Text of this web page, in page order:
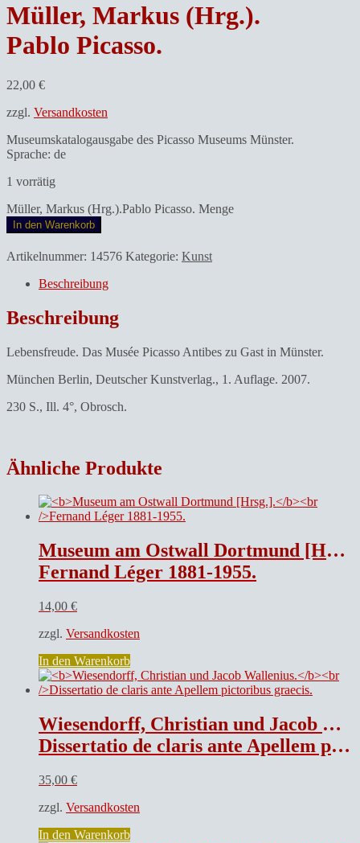
Müller, Markus (Hrg.).
Pablo Picasso.
22,00 €
zzgl. Versandkosten
Museumskatalogausgabe des Picasso Museums Münster.
Sprache: de
1 vorrätig
Müller, Markus (Hrg.).Pablo Picasso. Menge
In den Warenkorb
Artikelnummer: 14576 Kategorie: Kunst
Beschreibung
Beschreibung
Lebensfreude. Das Musée Picasso Antibes zu Gast in Münster.
München Berlin, Deutscher Kunstverlag., 1. Auflage. 2007.
230 S., Ill. 4°, Obrosch.
Ähnliche Produkte
Museum am Ostwall Dortmund [Hrsg.].
Fernand Léger 1881-1955.
14,00 €
zzgl. Versandkosten
In den Warenkorb
Wiesendorff, Christian und Jacob Wallenius.
Dissertatio de claris ante Apellem pictoribus graecis.
35,00 €
zzgl. Versandkosten
In den Warenkorb